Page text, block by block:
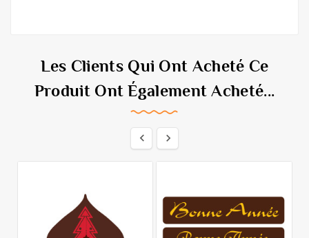
Les Clients Qui Ont Acheté Ce
Produit Ont Également Acheté...
 